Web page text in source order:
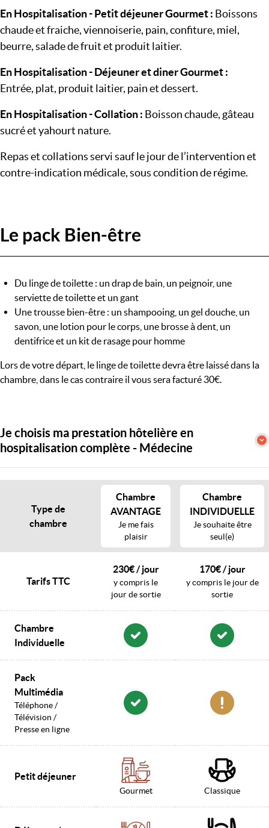
En Hospitalisation - Petit déjeuner Gourmet : Boissons
chaude et fraiche, viennoiserie, pain, confiture, miel,
beurre, salade de fruit et produit laitier.
En Hospitalisation - Déjeuner et diner Gourmet :
Entrée, plat, produit laitier, pain et dessert.
En Hospitalisation - Collation : Boisson chaude, gâteau
sucré et yahourt nature.
Repas et collations servi sauf le jour de l’intervention et
contre-indication médicale, sous condition de régime.
Le pack Bien-être
Du linge de toilette : un drap de bain, un peignoir, une
serviette de toilette et un gant
Une trousse bien-être : un shampooing, un gel douche, un
savon, une lotion pour le corps, une brosse à dent, un
dentifrice et un kit de rasage pour homme
Lors de votre départ, le linge de toilette devra être laissé dans la
chambre, dans le cas contraire il vous sera facturé 30€.
Je choisis ma prestation hôtelière en
hospitalisation complète - Médecine
Type de
chambre
Chambre
AVANTAGE
Je me fais
plaisir
Chambre
INDIVIDUELLE
Je souhaite être
seul(e)
Tarifs TTC
230€ / jour
y compris le
jour de sortie
170€ / jour
y compris le jour de
sortie
Chambre
Individuelle
Pack
Multimédia
Téléphone /
Télévision /
Presse en ligne
Petit déjeuner
Gourmet Classique